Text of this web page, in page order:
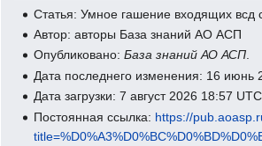
Статья: Умное гашение входящих всд
Автор: авторы База знаний АО АСП
Опубликовано:База знаний АО АСП.
Дата последнего изменения: 16 июнь
Дата загрузки: 7 август 2026 18:57 UTC
Постоянная ссылка: https://